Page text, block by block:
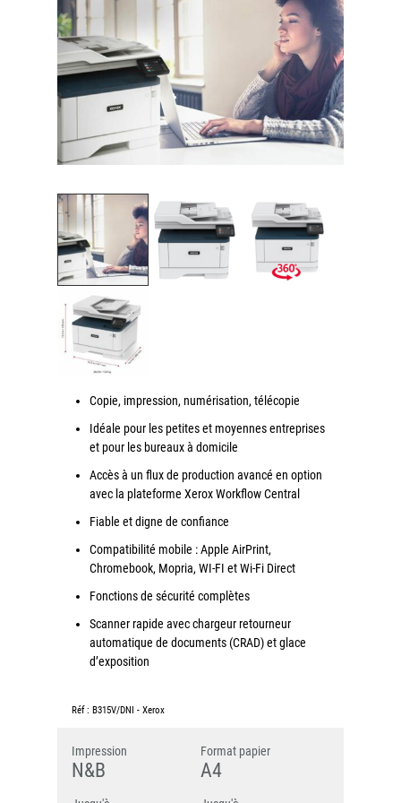
couleur
Imprimante multifonctions couleur Xerox® VersaLink®
C7120/C7125/C7130
Capture numérisation de documents
RISC Box
Apps
Services
Audit de Sécurité Informatique
Sécurité des Réseaux
Sécurité des périphériques d’impression
Gestion des documents
Mobilité
ConnectKey®
Service de Gestion d’impression (MPS)
Notre équipe
Grand Lyon
Monts du Lyonnais
Villefranche Beaujolais
Vallée du Rhône
Notre offre grands comptes
Nos clients témoignent
Copie, impression, numérisation, télécopie
Idéale pour les petites et moyennes entreprises
et pour les bureaux à domicile
Accès à un flux de production avancé en option
avec la plateforme Xerox Workflow Central
Fiable et digne de confiance
Compatibilité mobile : Apple AirPrint,
Chromebook, Mopria, WI-FI et Wi-Fi Direct
Fonctions de sécurité complètes
Scanner rapide avec chargeur retourneur
automatique de documents (CRAD) et glace
d’exposition
Réf : B315V/DNI - Xerox
Impression
N&B
Format papier
A4